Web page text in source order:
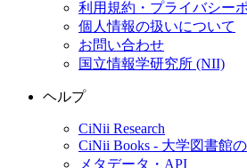
利用規約・プライバシー
個人情報の扱いについて
お問い合わせ
国立情報学研究所 (NII)
ヘルプ
CiNii Research
CiNii Books - 大学図書館
メタデータ・API